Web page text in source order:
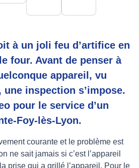
à un joli feu d’artifice en
four. Avant de penser à
appareil, vu
une inspection s’impose.
pour le service d’un
Foy-lès-Lyon.
courante et le problème est
ne sait jamais si c’est l’appareil
prise qui a grillé l’appareil. Pour le